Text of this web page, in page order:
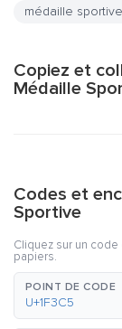
médaille sportive
Copiez et
Médaille
Codes et
Sportive
Cliquez sur un
papiers.
POINT DE CODE
U+1F3C5